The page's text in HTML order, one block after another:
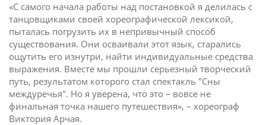
«С самого начала работы над постановкой я делилась с
танцовщиками своей хореографической лексикой,
пыталась погрузить их в непривычный способ
существования. Они осваивали этот язык, старались
ощутить его изнутри, найти индивидуальные средства
выражения. Вместе мы прошли серьезный творческий
путь, результатом которого стал спектакль "Сны
междуречья". Но я уверена, что это – вовсе не
финальная точка нашего путешествия», – хореограф
Виктория Арчая.